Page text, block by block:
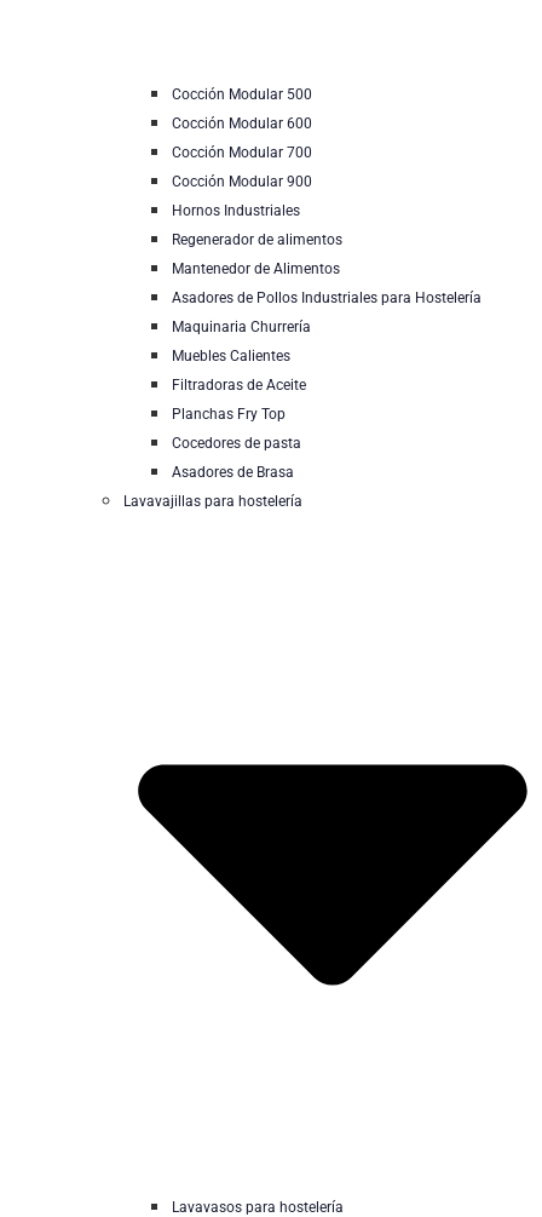
Cocción Modular 500
Cocción Modular 600
Cocción Modular 700
Cocción Modular 900
Hornos Industriales
Regenerador de alimentos
Mantenedor de Alimentos
Asadores de Pollos Industriales para Hostelería
Maquinaria Churrería
Muebles Calientes
Filtradoras de Aceite
Planchas Fry Top
Cocedores de pasta
Asadores de Brasa
Lavavajillas para hostelería
Lavavasos para hostelería